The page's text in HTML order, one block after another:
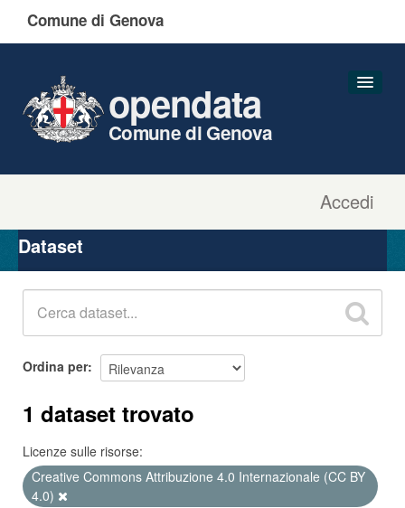
Comune di Genova
Accedi
opendata
Comune di Genova
Organizzazioni
Gruppi
Dataset
Ordina per
1 dataset trovato
Licenze sulle risorse:
Creative Commons Attribuzione 4.0 Internazionale (CC BY
4.0)